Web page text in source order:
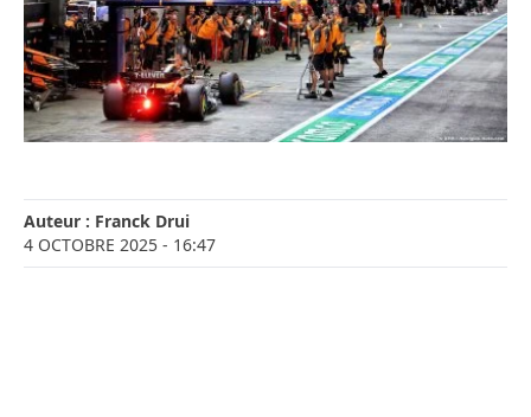
Auteur : Franck Drui
4 OCTOBRE 2025 - 16:47